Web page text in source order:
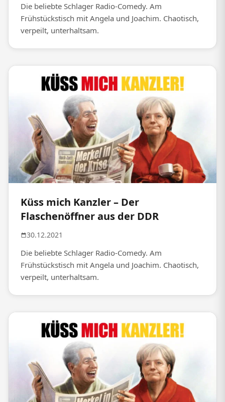
Die beliebte Schlager Radio-Comedy. Am
Frühstückstisch mit Angela und Joachim. Chaotisch,
verpeilt, unterhaltsam.
Küss mich Kanzler – Der
Flaschenöffner aus der DDR
30.12.2021
Die beliebte Schlager Radio-Comedy. Am
Frühstückstisch mit Angela und Joachim. Chaotisch,
verpeilt, unterhaltsam.